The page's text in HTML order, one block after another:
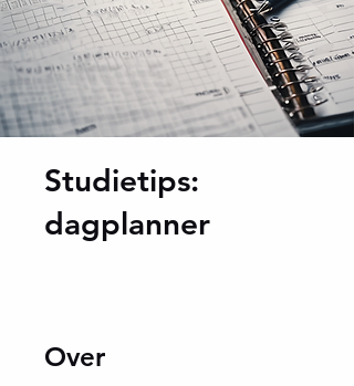
Studietips:
dagplanner
Over